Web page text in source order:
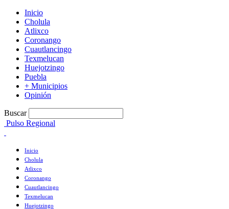
Inicio
Cholula
Atlixco
Coronango
Cuautlancingo
Texmelucan
Huejotzingo
Puebla
+ Municipios
Opinión
Buscar
Pulso Regional
Inicio
Cholula
Atlixco
Coronango
Cuautlancingo
Texmelucan
Huejotzingo